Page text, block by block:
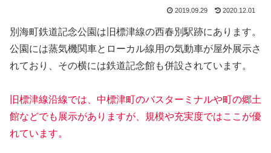
2019.09.29 2020.12.01
別海町鉄道記念公園は旧標津線の西春別駅跡にあります。
公園には蒸気機関車とローカル線用の気動車が屋外展示さ
れており、その横には鉄道記念館も併設されています。
旧標津線沿線では、中標津町のバスターミナルや町の郷土
館などでも展示がありますが、規模や充実度ではここが優
れています。